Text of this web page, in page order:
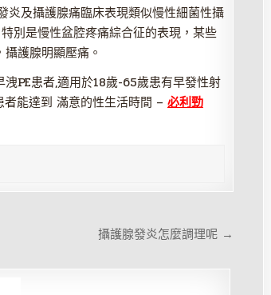
炎及攝護腺痛臨床表現類似慢性細菌性攝
別是慢性盆腔疼痛綜合征的表現，某些
護腺明顯壓痛。
PE患者,適用於18歲-65歲患有早發性射
能達到 滿意的性生活時間 – 必利勁
攝護腺發炎怎麼調理呢 →